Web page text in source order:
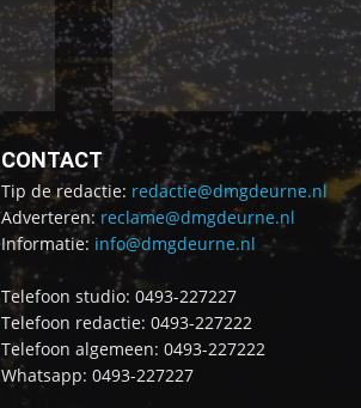
CONTACT
Tip de redactie: redactie@dmgdeurne.nl
Adverteren: reclame@dmgdeurne.nl
Informatie: info@dmgdeurne.nl
Telefoon studio: 0493-227227
Telefoon redactie: 0493-227222
Telefoon algemeen: 0493-227222
Whatsapp: 0493-227227